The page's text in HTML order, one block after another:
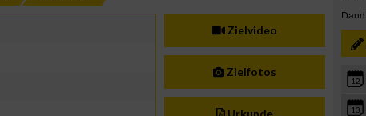
Zielvideo
Zielfotos
Urkunde
12
13